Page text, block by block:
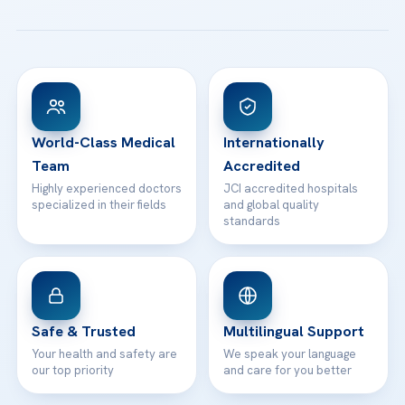
View All Hospitals
Patient Rights
Contact
WhatsApp Support
World-Class Medical
Team
Highly experienced doctors
specialized in their fields
Internationally
Accredited
JCI accredited hospitals
and global quality
standards
Safe & Trusted
Your health and safety are
our top priority
Multilingual Support
We speak your language
and care for you better